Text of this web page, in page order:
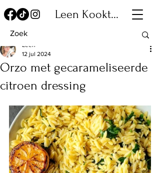
Leen Kookt...
Orzo met gecarameliseerde
citroen dressing
Leen
12 jul 2024